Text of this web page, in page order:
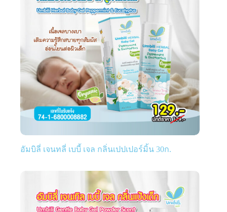
อัมบิลี่ เจนทลี่ เบบี้ เจล กลิ่นเปปเปอร์มิ้น 30ก.